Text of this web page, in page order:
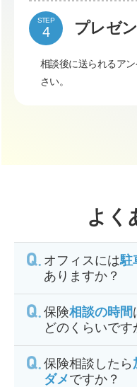
STEP プレゼ
相談後に送られるア
さい。
よく
オフィスには駐
ありますか？
保険相談の時間
どのくらいです
保険相談したら
ダメですか？